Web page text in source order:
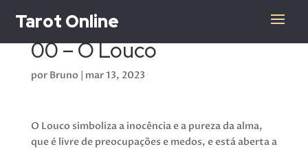
Tarot Online
00 – O Louco
por Bruno| mar 13, 2023
O Louco simboliza a inocência e a pureza da alma,
que é livre de preocupações e medos, e está aberta a